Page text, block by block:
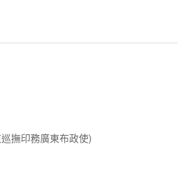
撫印務廣東布政使)